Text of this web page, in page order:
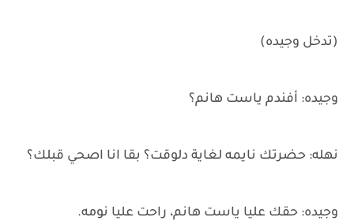
(تدخل وجيده)
وجيده: أفندم ياست هانم؟
نهله: حضرتك نايمه لغاية دلوقت؟ بقا انا اصحي قبلك؟
وجيده: حقك عليا ياست هانم، راحت عليا نومه.